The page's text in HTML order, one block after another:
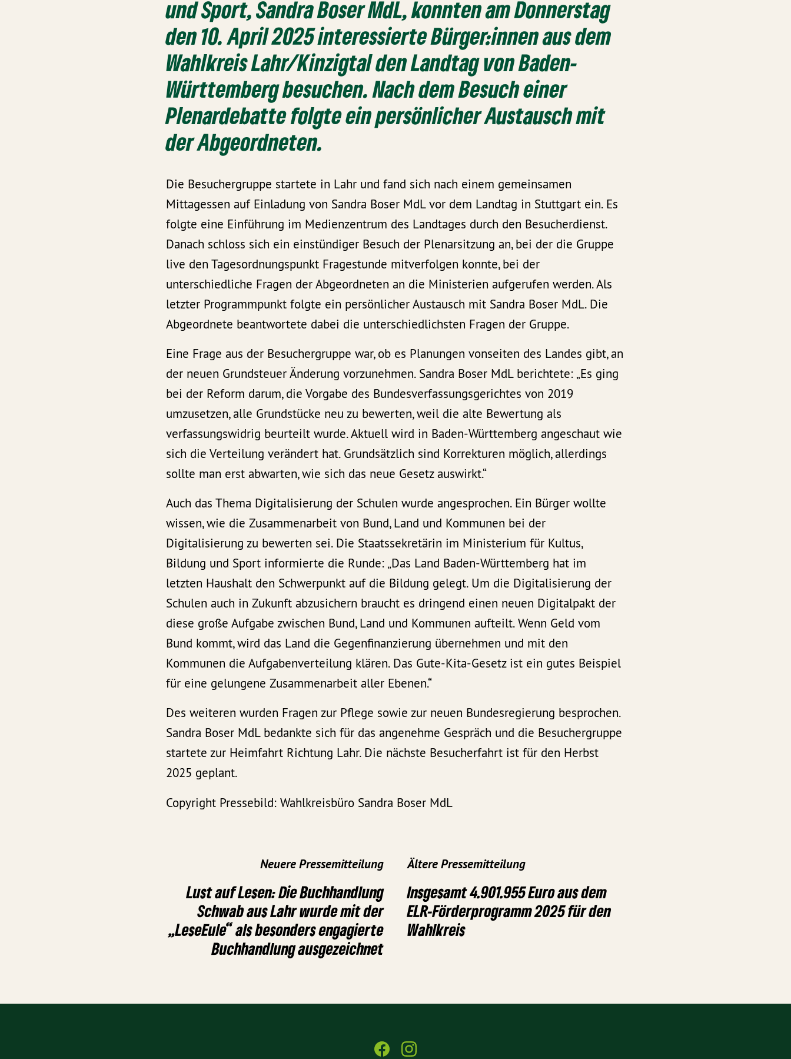
und Sport, Sandra Boser MdL, konnten am Donnerstag
den 10. April 2025 interessierte Bürger:innen aus dem
Wahlkreis Lahr/Kinzigtal den Landtag von Baden-
Württemberg besuchen. Nach dem Besuch einer
Plenardebatte folgte ein persönlicher Austausch mit
der Abgeordneten.
Die Besuchergruppe startete in Lahr und fand sich nach einem gemeinsamen
Mittagessen auf Einladung von Sandra Boser MdL vor dem Landtag in Stuttgart ein. Es
folgte eine Einführung im Medienzentrum des Landtages durch den Besucherdienst.
Danach schloss sich ein einstündiger Besuch der Plenarsitzung an, bei der die Gruppe
live den Tagesordnungspunkt Fragestunde mitverfolgen konnte, bei der
unterschiedliche Fragen der Abgeordneten an die Ministerien aufgerufen werden. Als
letzter Programmpunkt folgte ein persönlicher Austausch mit Sandra Boser MdL. Die
Abgeordnete beantwortete dabei die unterschiedlichsten Fragen der Gruppe.
Eine Frage aus der Besuchergruppe war, ob es Planungen vonseiten des Landes gibt, an
der neuen Grundsteuer Änderung vorzunehmen. Sandra Boser MdL berichtete: „Es ging
bei der Reform darum, die Vorgabe des Bundesverfassungsgerichtes von 2019
umzusetzen, alle Grundstücke neu zu bewerten, weil die alte Bewertung als
verfassungswidrig beurteilt wurde. Aktuell wird in Baden-Württemberg angeschaut wie
sich die Verteilung verändert hat. Grundsätzlich sind Korrekturen möglich, allerdings
sollte man erst abwarten, wie sich das neue Gesetz auswirkt.“
Auch das Thema Digitalisierung der Schulen wurde angesprochen. Ein Bürger wollte
wissen, wie die Zusammenarbeit von Bund, Land und Kommunen bei der
Digitalisierung zu bewerten sei. Die Staatssekretärin im Ministerium für Kultus,
Bildung und Sport informierte die Runde: „Das Land Baden-Württemberg hat im
letzten Haushalt den Schwerpunkt auf die Bildung gelegt. Um die Digitalisierung der
Schulen auch in Zukunft abzusichern braucht es dringend einen neuen Digitalpakt der
diese große Aufgabe zwischen Bund, Land und Kommunen aufteilt. Wenn Geld vom
Bund kommt, wird das Land die Gegenfinanzierung übernehmen und mit den
Kommunen die Aufgabenverteilung klären. Das Gute-Kita-Gesetz ist ein gutes Beispiel
für eine gelungene Zusammenarbeit aller Ebenen.“
Des weiteren wurden Fragen zur Pflege sowie zur neuen Bundesregierung besprochen.
Sandra Boser MdL bedankte sich für das angenehme Gespräch und die Besuchergruppe
startete zur Heimfahrt Richtung Lahr. Die nächste Besucherfahrt ist für den Herbst
2025 geplant.
Copyright Pressebild: Wahlkreisbüro Sandra Boser MdL
Neuere Pressemitteilung
Lust auf Lesen: Die Buchhandlung
Schwab aus Lahr wurde mit der
„LeseEule“ als besonders engagierte
Buchhandlung ausgezeichnet
Ältere Pressemitteilung
Insgesamt 4.901.955 Euro aus dem
ELR-Förderprogramm 2025 für den
Wahlkreis